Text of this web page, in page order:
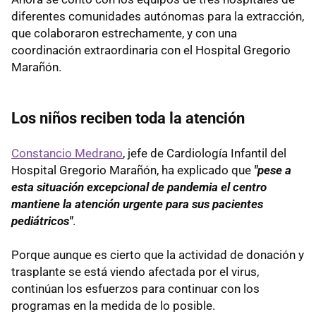
diferentes comunidades autónomas para la extracción,
que colaboraron estrechamente, y con una
coordinación extraordinaria con el Hospital Gregorio
Marañón.
Los niños reciben toda la atención
Constancio Medrano, jefe de Cardiología Infantil del
Hospital Gregorio Marañón, ha explicado que "pese a
esta situación excepcional de pandemia el centro
mantiene la atención urgente para sus pacientes
pediátricos".
Porque aunque es cierto que la actividad de donación y
trasplante se está viendo afectada por el virus,
continúan los esfuerzos para continuar con los
programas en la medida de lo posible.